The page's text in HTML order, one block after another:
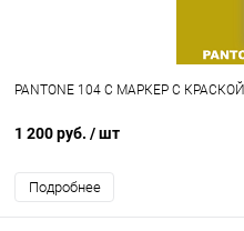
PANTONE 104 C МАРКЕР С КРАСКОЙ
1 200 руб. / шт
Подробнее